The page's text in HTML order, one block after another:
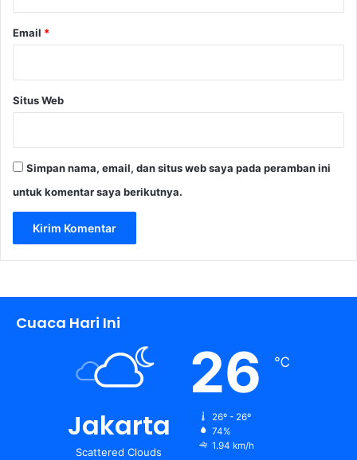
Email *
Situs Web
Simpan nama, email, dan situs web saya pada peramban ini
untuk komentar saya berikutnya.
Cuaca Hari Ini
Jakarta
Scattered Clouds
26 ℃
26º - 26º
74%
1.94 km/h